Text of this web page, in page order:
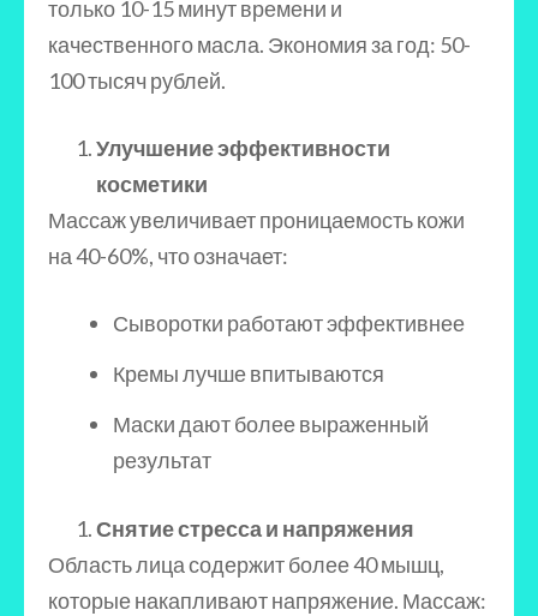
только 10-15 минут времени и
качественного масла. Экономия за год: 50-
100 тысяч рублей.
Улучшение эффективности
косметики
Массаж увеличивает проницаемость кожи
на 40-60%, что означает:
Сыворотки работают эффективнее
Кремы лучше впитываются
Маски дают более выраженный
результат
Снятие стресса и напряжения
Область лица содержит более 40 мышц,
которые накапливают напряжение. Массаж: